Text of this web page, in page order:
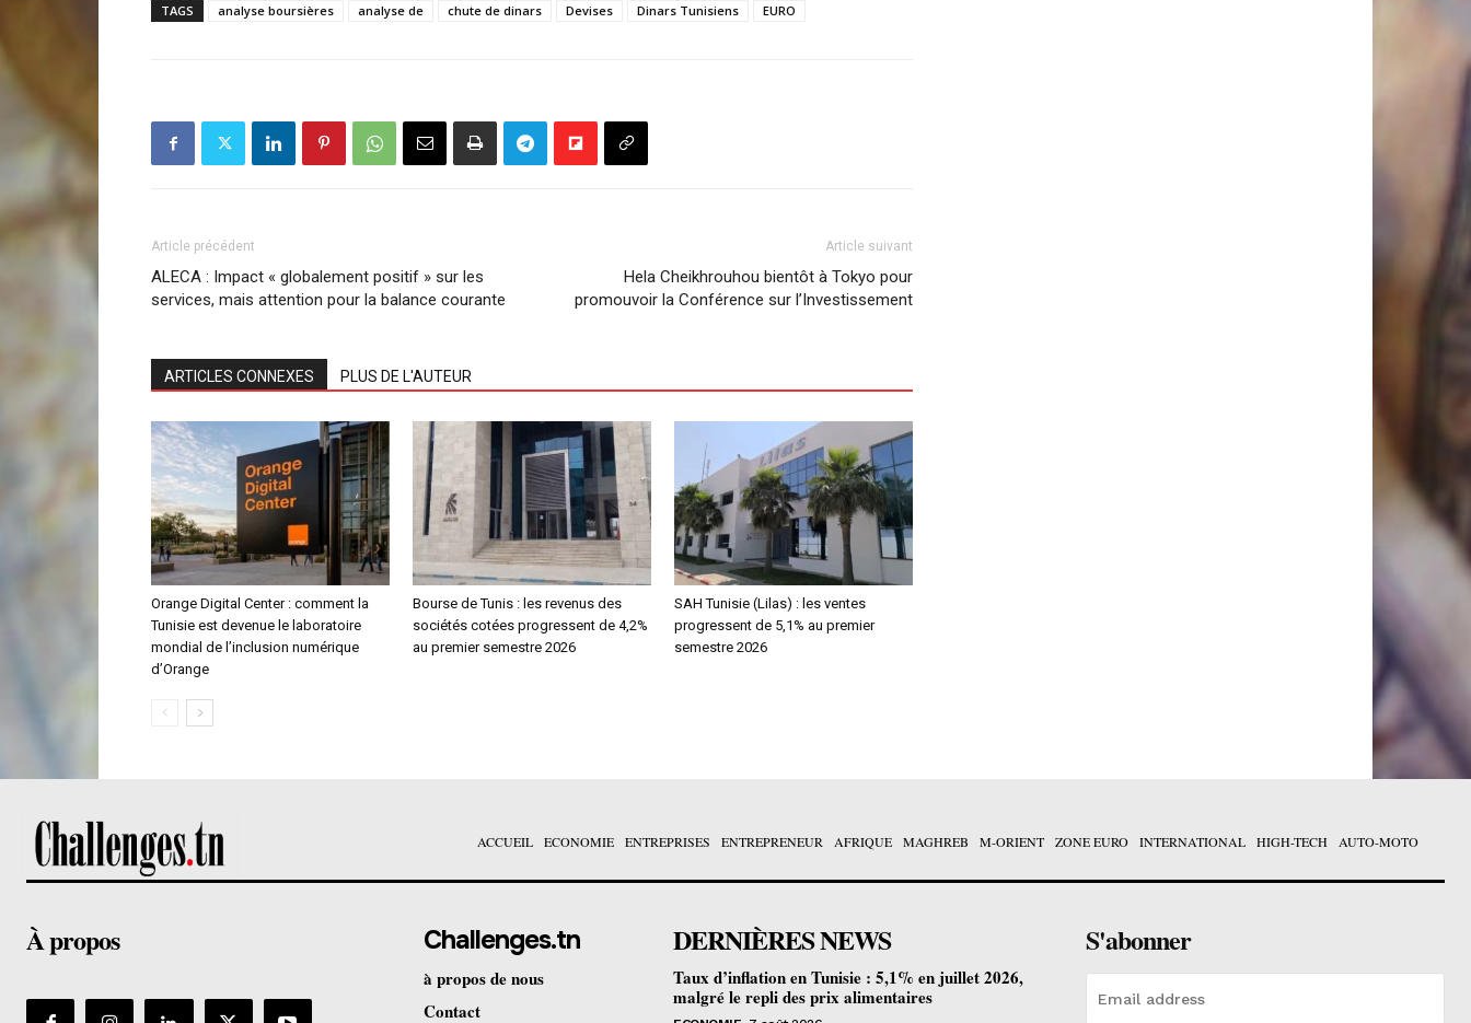
TAGS analyse boursières analyse de chute de dinars Devises Dinars Tunisiens EURO
Article précédent
ALECA : Impact « globalement positif » sur les
services, mais attention pour la balance courante
Article suivant
Hela Cheikhrouhou bientôt à Tokyo pour
promouvoir la Conférence sur l’Investissement
ARTICLES CONNEXES PLUS DE L'AUTEUR
Orange Digital Center : comment la
Tunisie est devenue le laboratoire
mondial de l’inclusion numérique
d’Orange
Bourse de Tunis : les revenus des
sociétés cotées progressent de 4,2%
au premier semestre 2026
SAH Tunisie (Lilas) : les ventes
progressent de 5,1% au premier
semestre 2026
ACCUEIL ECONOMIE ENTREPRISES ENTREPRENEUR AFRIQUE MAGHREB M-ORIENT ZONE EURO INTERNATIONAL HIGH-TECH AUTO-MOTO
À propos Challenges.tn
à propos de nous
Contact
DERNIÈRES NEWS
Taux d’inflation en Tunisie : 5,1% en juillet 2026,
malgré le repli des prix alimentaires
S'abonner